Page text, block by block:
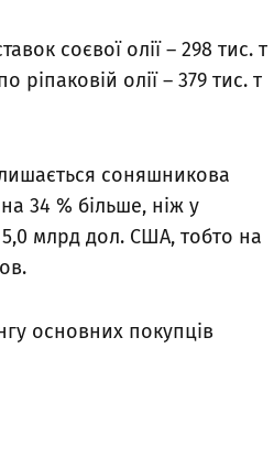
соєвої олії – 298 тис. т
олії – 379 тис. т
соняшникова
34 % більше, ніж у
млрд дол. США, тобто на
основних покупців